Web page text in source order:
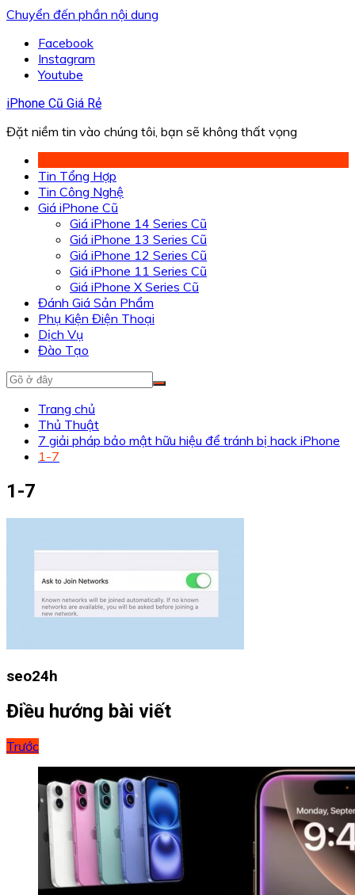
Chuyển đến phần nội dung
Facebook
Instagram
Youtube
iPhone Cũ Giá Rẻ
Đặt niềm tin vào chúng tôi, bạn sẽ không thất vọng
Tin Tổng Hợp
Tin Công Nghệ
Giá iPhone Cũ
Giá iPhone 14 Series Cũ
Giá iPhone 13 Series Cũ
Giá iPhone 12 Series Cũ
Giá iPhone 11 Series Cũ
Giá iPhone X Series Cũ
Đánh Giá Sản Phẩm
Phụ Kiện Điện Thoại
Dịch Vụ
Đào Tạo
Trang chủ
Thủ Thuật
7 giải pháp bảo mật hữu hiệu để tránh bị hack iPhone
1-7
1-7
seo24h
Điều hướng bài viết
Trước